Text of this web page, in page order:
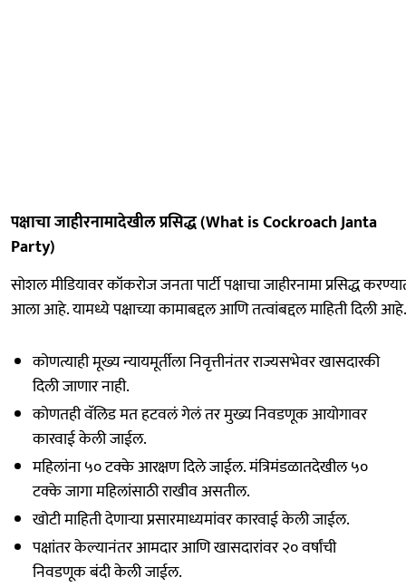
पक्षाचा जाहीरनामादेखील प्रसिद्ध (What is Cockroach Janta
Party)
सोशल मीडियावर कॉकरोज जनता पार्टी पक्षाचा जाहीरनामा प्रसिद्ध
आला आहे. यामध्ये पक्षाच्या कामाबद्दल आणि तत्वांबद्दल माहिती दिली आहे.
कोणत्याही मूख्य न्यायमूर्तीला निवृत्तीनंतर राज्यसभेवर खासदारकी
दिली जाणार नाही.
कोणतही वॅलिड मत हटवलं गेलं तर मुख्य निवडणूक आयोगावर
कारवाई केली जाईल.
महिलांना ५० टक्के आरक्षण दिले जाईल. मंत्रिमंडळातदेखील ५०
टक्के जागा महिलांसाठी राखीव असतील.
खोटी माहिती देणाऱ्या प्रसारमाध्यमांवर कारवाई केली जाईल.
पक्षांतर केल्यानंतर आमदार आणि खासदारांवर २० वर्षांची
निवडणूक बंदी केली जाईल.